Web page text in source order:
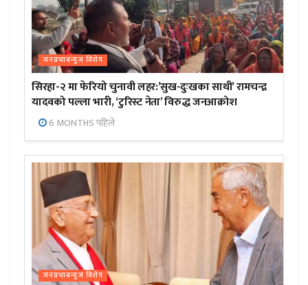
जनप्रभाबन्युज विशेष
सिरहा-२ मा फेरियो चुनावी लहर:’सुख-दुःखका साथी’ रामचन्द्र
यादवको पल्ला भारी, ‘टुरिस्ट नेता’ विरुद्ध जनआक्रोश
6 MONTHS पहिले
जनप्रभाबन्युज विशेष